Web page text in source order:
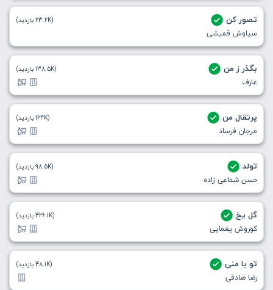
تصور کن
سیاوش قمیشی
(23.2K بازدید)
بگذر ز من
عارف
(138.5K بازدید)
پرتقال من
مرجان فرساد
(164K بازدید)
تولد
حسن شماعی زاده
(98.5K بازدید)
گل یخ
کوروش یغمایی
(426.1K بازدید)
تو با منی
رضا صادقی
(48.1K بازدید)